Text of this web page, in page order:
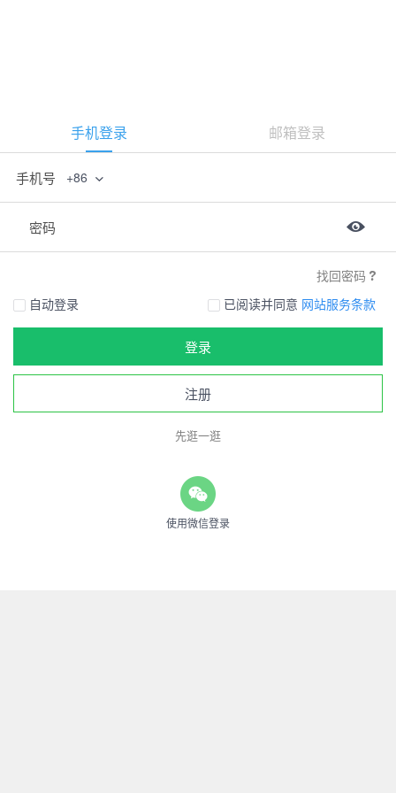
手机登录 邮箱登录
手机号 +86
密码
找回密码
自动登录
已阅读并同意 网站服务条款
登录
注册
先逛一逛
使用微信登录